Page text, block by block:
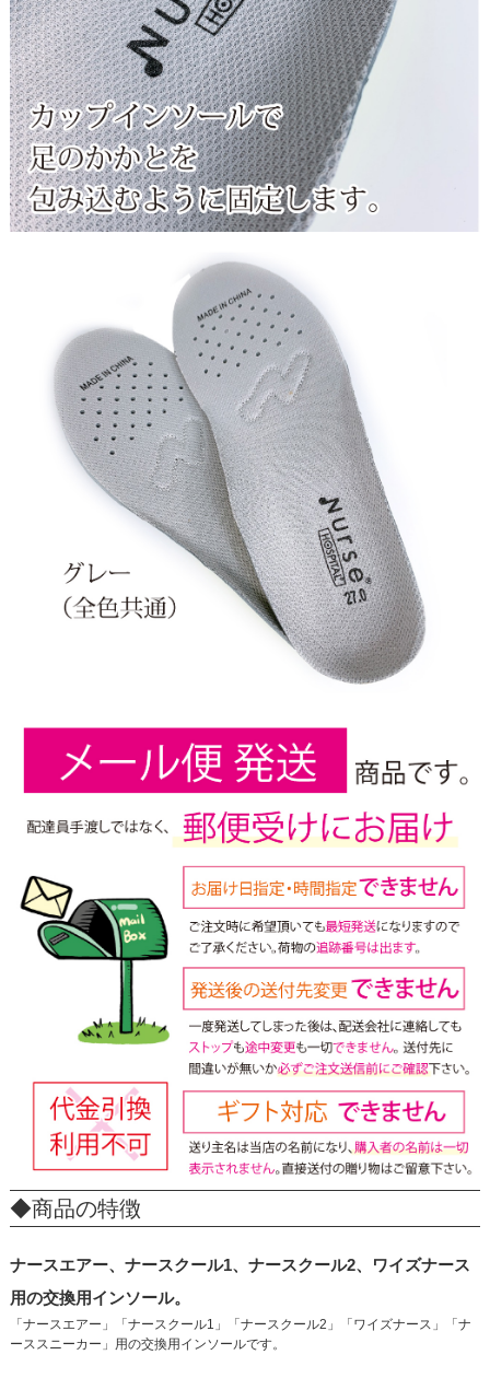
◆商品の特徴
ナースエアー、ナースクール1、ナースクール2、ワイズナース
用の交換用インソール。
「ナースエアー」「ナースクール1」「ナースクール2」「ワイズナース」「ナ
ーススニーカー」用の交換用インソールです。